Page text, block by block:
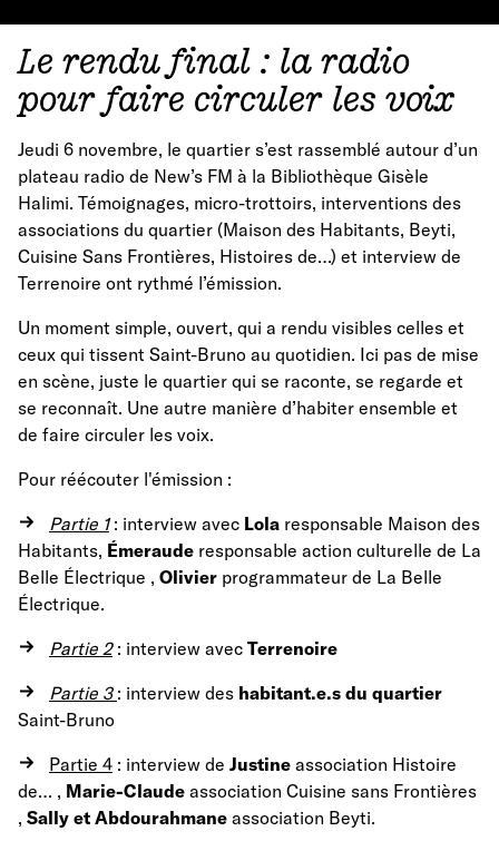
Le rendu final : la radio
pour faire circuler les voix
Jeudi 6 novembre, le quartier s’est rassemblé autour d’un
plateau radio de New’s FM à la Bibliothèque Gisèle
Halimi. Témoignages, micro-trottoirs, interventions des
associations du quartier (Maison des Habitants, Beyti,
Cuisine Sans Frontières, Histoires de…) et interview de
Terrenoire ont rythmé l’émission.
Un moment simple, ouvert, qui a rendu visibles celles et
ceux qui tissent Saint-Bruno au quotidien. Ici pas de mise
en scène, juste le quartier qui se raconte, se regarde et
se reconnaît. Une autre manière d’habiter ensemble et
de faire circuler les voix.
Pour réécouter l'émission :
Partie 1: interview avec Lola responsable Maison des
Habitants, Émeraude responsable action culturelle de La
Belle Électrique , Olivier programmateur de La Belle
Électrique.
Partie 2: interview avec Terrenoire
Partie 3 : interview des habitant.e.s du quartier
Saint-Bruno
Partie 4 : interview de Justine association Histoire
de… , Marie-Claude association Cuisine sans Frontières
, Sally et Abdourahmane association Beyti.